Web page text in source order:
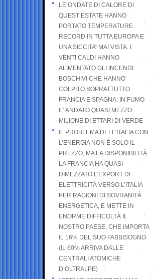
LE ONDATE DI CALORE DI
QUEST’ESTATE HANNO
PORTATO TEMPERATURE
RECORD IN TUTTA EUROPA E
UNA SICCITA’ MAI VISTA. I
VENTI CALDI HANNO
ALIMENTATO GLI INCENDI
BOSCHIVI CHE HANNO
COLPITO SOPRATTUTTO
FRANCIA E SPAGNA: IN FUMO
E’ ANDATO QUASI MEZZO
MILIONE DI ETTARI DI VERDE
IL PROBLEMA DELL’ITALIA CON
L’ENERGIA NON È SOLO IL
PREZZO, MA LA DISPONIBILITÀ.
LA FRANCIA HA QUASI
DIMEZZATO L’EXPORT DI
ELETTRICITÀ VERSO L’ITALIA
PER RAGIONI DI SOVRANITÀ
ENERGETICA, E METTE IN
ENORME DIFFICOLTÀ IL
NOSTRO PAESE, CHE IMPORTA
IL 16% DEL SUO FABBISOGNO
(IL 60% ARRIVA DALLE
CENTRALI ATOMICHE
D’OLTRALPE)